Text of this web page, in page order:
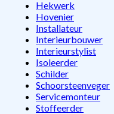
Hekwerk
Hovenier
Installateur
Interieurbouwer
Interieurstylist
Isoleerder
Schilder
Schoorsteenveger
Servicemonteur
Stoffeerder